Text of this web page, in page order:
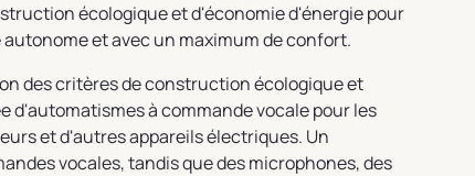
écologique et d'économie d'énergie pour
et avec un maximum de confort.
des critères de construction écologique et
d'automatismes à commande vocale pour les
et d'autres appareils électriques. Un
vocales, tandis que des microphones, des